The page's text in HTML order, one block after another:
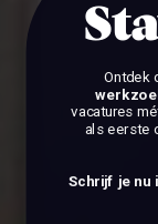
Ontdek
vacatures
als eerste
Schrijf je nu